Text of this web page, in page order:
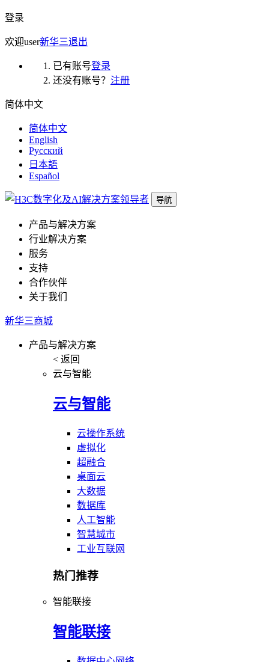
登录
欢迎user新华三退出
已有账号登录
还没有账号？ 注册
简体中文
简体中文
English
Русский
日本語
Español
导航
产品与解决方案
行业解决方案
服务
支持
合作伙伴
关于我们
新华三商城
产品与解决方案
< 返回
云与智能
云与智能
云操作系统
虚拟化
超融合
桌面云
大数据
数据库
人工智能
智慧城市
工业互联网
热门推荐
智能联接
智能联接